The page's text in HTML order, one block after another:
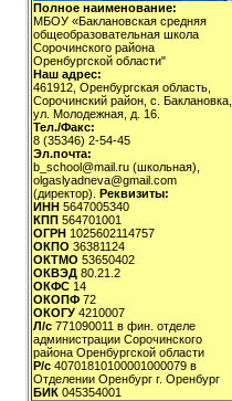
Полное наименование:
МБОУ «Баклановская средняя
общеобразовательная школа
Сорочинского района
Оренбургской области"
Наш адрес:
461912, Оренбургская область,
Сорочинский район, с. Баклановка,
ул. Молодежная, д. 16.
Тел./Факс:
8 (35346) 2-54-45
Эл.почта:
b_school@mail.ru (школьная),
olgaslyadneva@gmail.com
(директор). Реквизиты:
ИНН 5647005340
КПП 564701001
ОГРН 1025602114757
ОКПО 36381124
ОКТМО 53650402
ОКВЭД 80.21.2
ОКФС 14
ОКОПФ 72
ОКОГУ 4210007
Л/с 771090011 в фин. отделе
администрации Сорочинского
района Оренбургской области
Р/с 40701810100001000079 в
Отделении Оренбург г. Оренбург
БИК 045354001